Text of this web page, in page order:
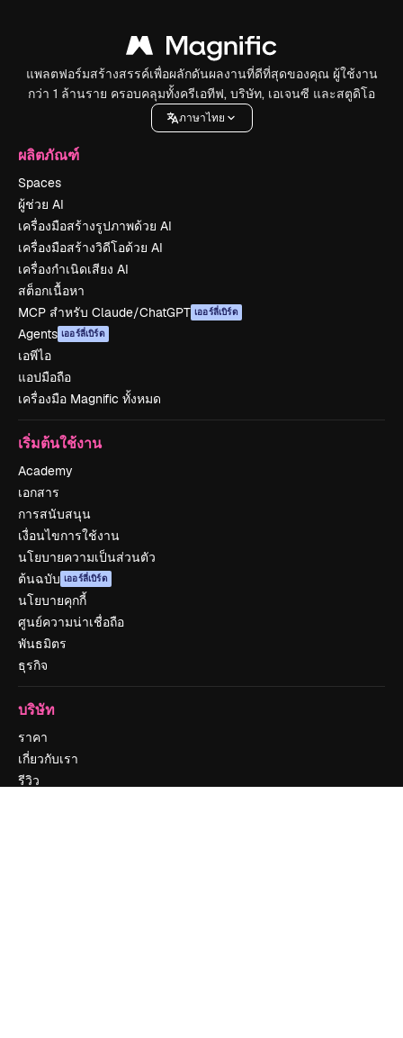
แพลตฟอร์มสร้างสรรค์เพื่อผลักดันผลงานที่ดีที่สุดของคุณ ผู้ใช้งาน
กว่า 1 ล้านราย ครอบคลุมทั้งครีเอทีฟ, บริษัท, เอเจนซี และสตูดิโอ
ภาษาไทย
ผลิตภัณฑ์
Spaces
ผู้ช่วย AI
เครื่องมือสร้างรูปภาพด้วย AI
เครื่องมือสร้างวิดีโอด้วย AI
เครื่องกำเนิดเสียง AI
สต็อกเนื้อหา
MCP สำหรับ Claude/ChatGPT เออร์ลี่เบิร์ด
Agents เออร์ลี่เบิร์ด
เอพีไอ
แอปมือถือ
เครื่องมือ Magnific ทั้งหมด
เริ่มต้นใช้งาน
Academy
เอกสาร
การสนับสนุน
เงื่อนไขการใช้งาน
นโยบายความเป็นส่วนตัว
ต้นฉบับ เออร์ลี่เบิร์ด
นโยบายคุกกี้
ศูนย์ความน่าเชื่อถือ
พันธมิตร
ธุรกิจ
บริษัท
ราคา
เกี่ยวกับเรา
รีวิว